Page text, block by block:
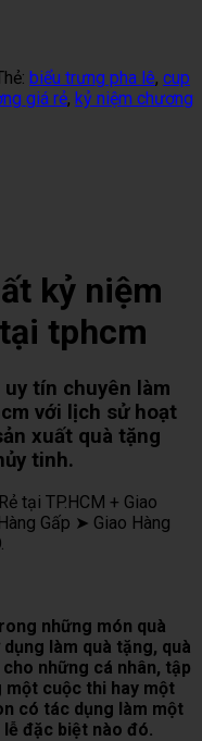
biểu trưng pha lê, cup
giá rẻ, kỷ niệm chương
kỷ niệm
tphcm
tín chuyên làm
với lịch sử hoạt
xuất quà tặng
tinh.
tại TP.HCM + Giao
Gấp ➤ Giao Hàng
những món quà
làm quà tặng, quà
những cá nhân, tập
cuộc thi hay một
có tác dụng làm một
đặc biệt nào đó.